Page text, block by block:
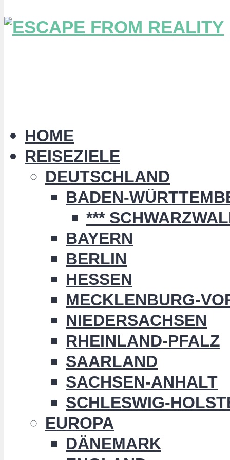
HOME
REISEZIELE
DEUTSCHLAND
BADEN-
***
BAYERN
BERLIN
HESSEN
MECKLENBURG-
NIEDERSACHSEN
RHEINLAND-PFALZ
SAARLAND
SACHSEN-ANHALT
SCHLESWIG-
EUROPA
DÄNEMARK